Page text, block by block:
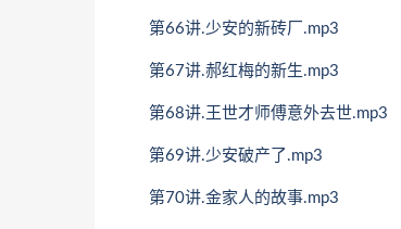
第66讲.少安的新砖厂.mp3
第67讲.郝红梅的新生.mp3
第68讲.王世才师傅意外去世.mp3
第69讲.少安破产了.mp3
第70讲.金家人的故事.mp3